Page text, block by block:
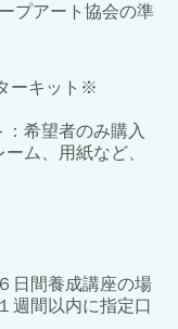
プアート協会の準
ーキット※
希望者のみ購入
ム、用紙など、
日間養成講座の場
週間以内に指定口